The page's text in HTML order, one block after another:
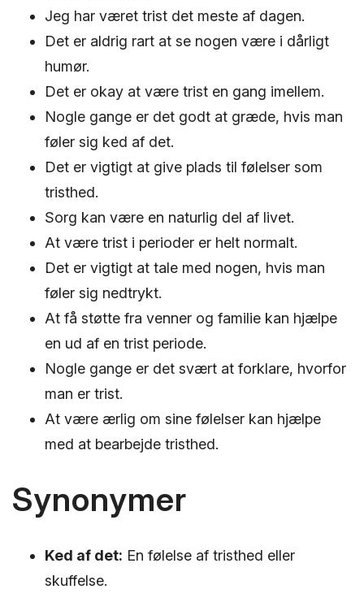
Jeg har været trist det meste af dagen.
Det er aldrig rart at se nogen være i dårligt
humør.
Det er okay at være trist en gang imellem.
Nogle gange er det godt at græde, hvis man
føler sig ked af det.
Det er vigtigt at give plads til følelser som
tristhed.
Sorg kan være en naturlig del af livet.
At være trist i perioder er helt normalt.
Det er vigtigt at tale med nogen, hvis man
føler sig nedtrykt.
At få støtte fra venner og familie kan hjælpe
en ud af en trist periode.
Nogle gange er det svært at forklare, hvorfor
man er trist.
At være ærlig om sine følelser kan hjælpe
med at bearbejde tristhed.
Synonymer
Ked af det: En følelse af tristhed eller
skuffelse.